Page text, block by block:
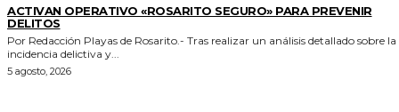
ACTIVAN OPERATIVO «ROSARITO SEGURO» PARA PREVENIR
DELITOS
Por Redacción Playas de Rosarito.- Tras realizar un análisis detallado sobre la
incidencia delictiva y...
5 agosto, 2026